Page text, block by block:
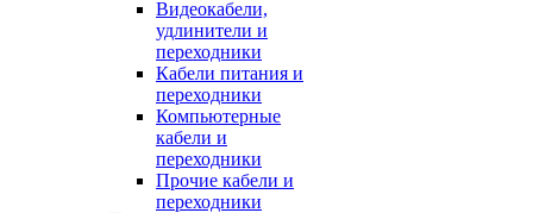
Видеокабели,
удлинители и
переходники
Кабели питания и
переходники
Компьютерные
кабели и
переходники
Прочие кабели и
переходники